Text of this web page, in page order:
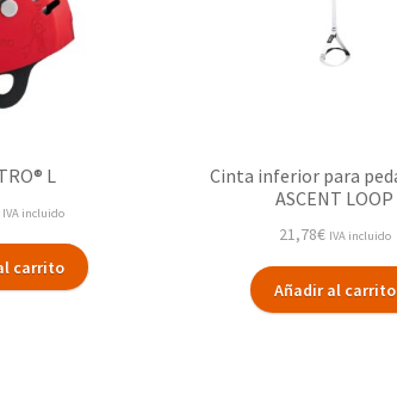
L
IVA incluido
carrito
Cinta inferior para
ASCENT LOOP
21,78€ IVA incluido
Añadir al carrito